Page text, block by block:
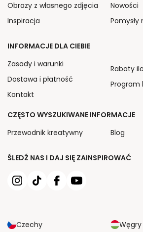
ŚLEDŹ NAS I DAJ SIĘ ZAINSPIROWAĆ
Czechy Węgry
Obrazy z własnego zdjęcia
Inspiracja
Nowości
INFORMACJE DLA CIEBIE
Zasady i warunki
Dostawa i płatność
Kontakt
Rabaty
Program
CZĘSTO WYSZUKIWANE INFORMACJE
Przewodnik kreatywny
Blog